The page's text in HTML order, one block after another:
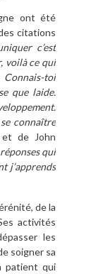
ont été
citations
c’est
voilà ce qui
Connais-toi
que laide.
connaître
de John
qui
j’apprends
de la
activités
les
soigner sa
patient qui